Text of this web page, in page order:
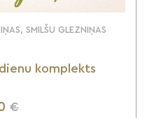
SMILŠU GLEZNIŅAS
komplekts
€